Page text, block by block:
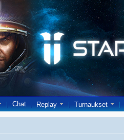
Chat Replay Turnaukset